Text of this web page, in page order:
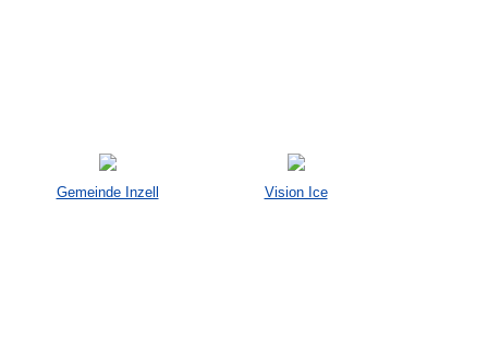
Gemeinde Inzell Vision Ice